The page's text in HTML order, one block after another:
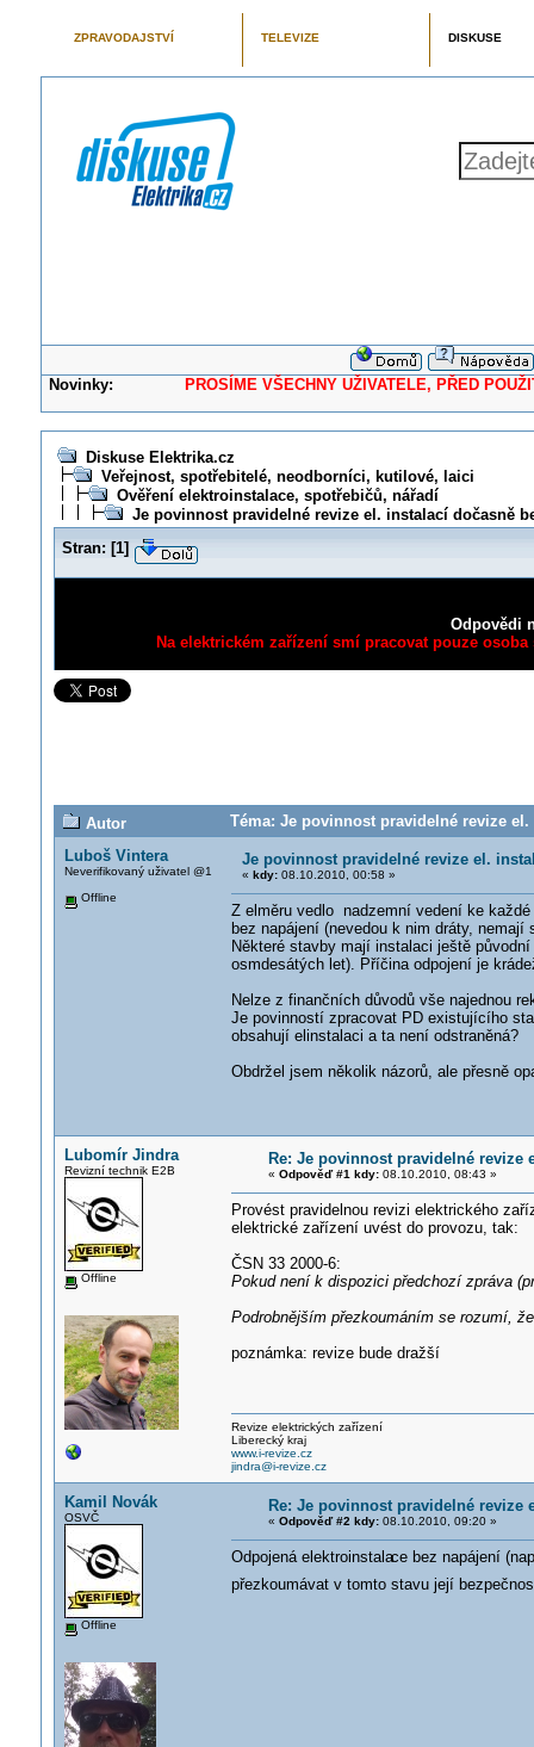
ZPRAVODAJSTVÍ TELEVIZE DISKUSE
Novinky: PROSÍME VŠECHNY UŽIVATELE, PŘED
Diskuse Elektrika.cz
Veřejnost, spotřebitelé, neodborníci, kutilové, laici
Ověření elektroinstalace, spotřebičů, nářadí
Je povinnost pravidelné revize el. instalací dočasně
Stran: [1]
Odpovědi
Na elektrickém zařízení smí pracovat pouze
Autor
Téma: Je povinnost pravidelné revize
Luboš Vintera
Neverifikovaný uživatel @1
Offline
Je povinnost pravidelné revize el.
« kdy:08.10.2010, 00:58 »
Z elměru vedlo nadzemní vedení ke
bez napájení (nevedou k nim dráty,
Některé stavby mají instalaci ještě
osmdesátých let). Příčina odpojení je
Nelze z finančních důvodů vše najednou
Je povinností zpracovat PD existujícího
obsahují elinstalaci a ta není odstraněná?
Obdržel jsem několik názorů, ale přesně
Lubomír Jindra
Revizní technik E2B
Offline
Re: Je povinnost pravidelné
« Odpověď #1 kdy:08.10.2010, 08:43 »
Provést pravidelnou revizi elektrického
elektrické zařízení uvést do provozu, tak:
ČSN 33 2000-6:
Pokud není k dispozici předchozí zpráva
Podrobnějším přezkoumáním se rozumí,
poznámka: revize bude dražší
Revize elektrických zařízení
Liberecký kraj
www.i-revize.cz
jindra@i-revize.cz
Kamil Novák
OSVČ
Offline
Re: Je povinnost pravidelné
« Odpověď #2 kdy:08.10.2010, 09:20 »
Odpojená elektroinstalace bez napájení
přezkoumávat v tomto stavu její